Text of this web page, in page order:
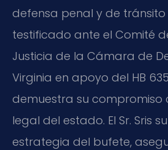
defensa penal y de tránsito
testificado ante el Comité
Justicia de la Cámara de
Virginia en apoyo del HB
demuestra su compromiso
legal del estado. El Sr. Sris
estrategia del bufete,